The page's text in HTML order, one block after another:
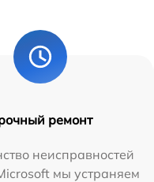
ремонт
неисправностей
мы устраняем